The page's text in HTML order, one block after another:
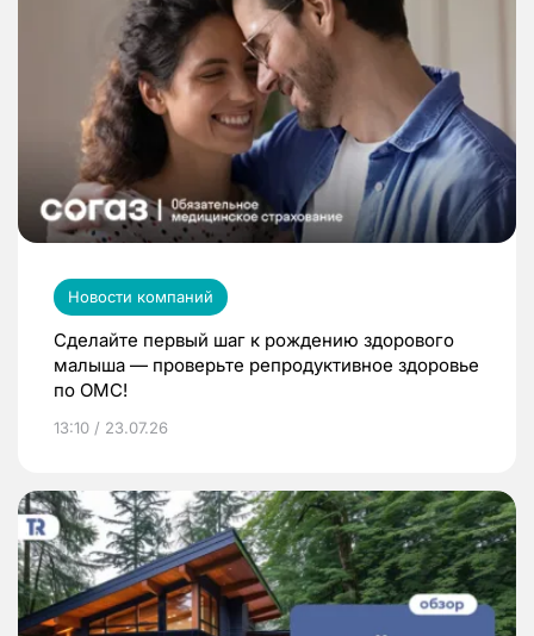
Новости компаний
Сделайте первый шаг к рождению здорового
малыша — проверьте репродуктивное здоровье
по ОМС!
13:10 / 23.07.26